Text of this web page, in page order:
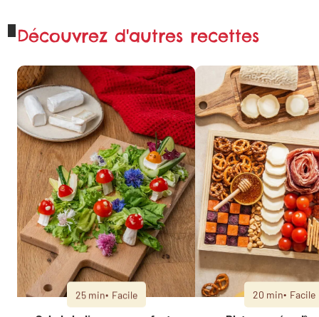
Découvrez d'autres recettes
25 min Facile 20 min Facile